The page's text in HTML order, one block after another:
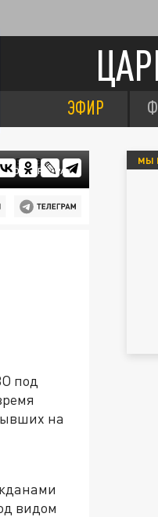
ЭФИР
ЦАРЬГРАД
под
на
видом
МЫ